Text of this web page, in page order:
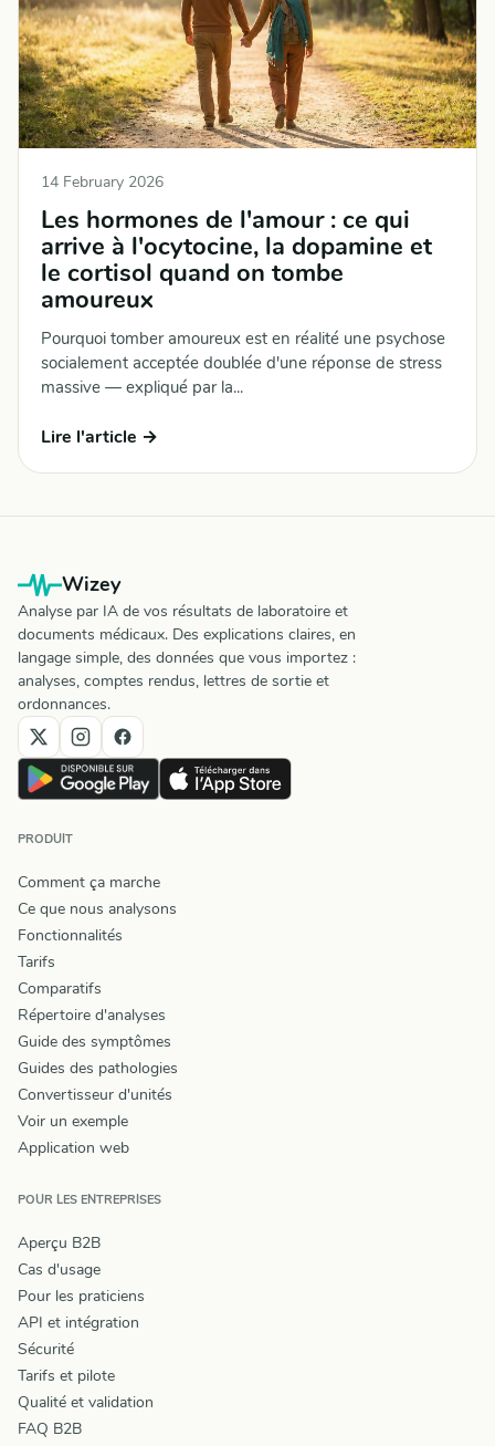
14 February 2026
Les hormones de l'amour : ce qui
arrive à l'ocytocine, la dopamine et
le cortisol quand on tombe
amoureux
Pourquoi tomber amoureux est en réalité une psychose
socialement acceptée doublée d'une réponse de stress
massive — expliqué par la...
Lire l'article →
Wizey
Analyse par IA de vos résultats de laboratoire et
documents médicaux. Des explications claires, en
langage simple, des données que vous importez :
analyses, comptes rendus, lettres de sortie et
ordonnances.
PRODUIT
Comment ça marche
Ce que nous analysons
Fonctionnalités
Tarifs
Comparatifs
Répertoire d'analyses
Guide des symptômes
Guides des pathologies
Convertisseur d'unités
Voir un exemple
Application web
POUR LES ENTREPRISES
Aperçu B2B
Cas d'usage
Pour les praticiens
API et intégration
Sécurité
Tarifs et pilote
Qualité et validation
FAQ B2B